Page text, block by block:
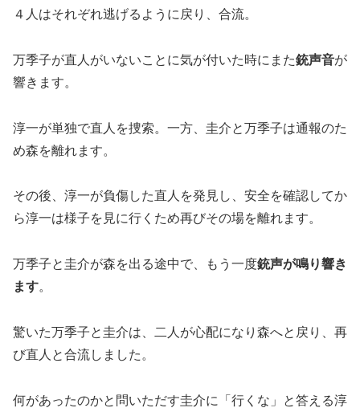
４人はそれぞれ逃げるように戻り、合流。
万季子が直人がいないことに気が付いた時にまた銃声音が
響きます。
淳一が単独で直人を捜索。一方、圭介と万季子は通報のた
め森を離れます。
その後、淳一が負傷した直人を発見し、安全を確認してか
ら淳一は様子を見に行くため再びその場を離れます。
万季子と圭介が森を出る途中で、もう一度銃声が鳴り響き
ます。
驚いた万季子と圭介は、二人が心配になり森へと戻り、再
び直人と合流しました。
何があったのかと問いただす圭介に「行くな」と答える淳